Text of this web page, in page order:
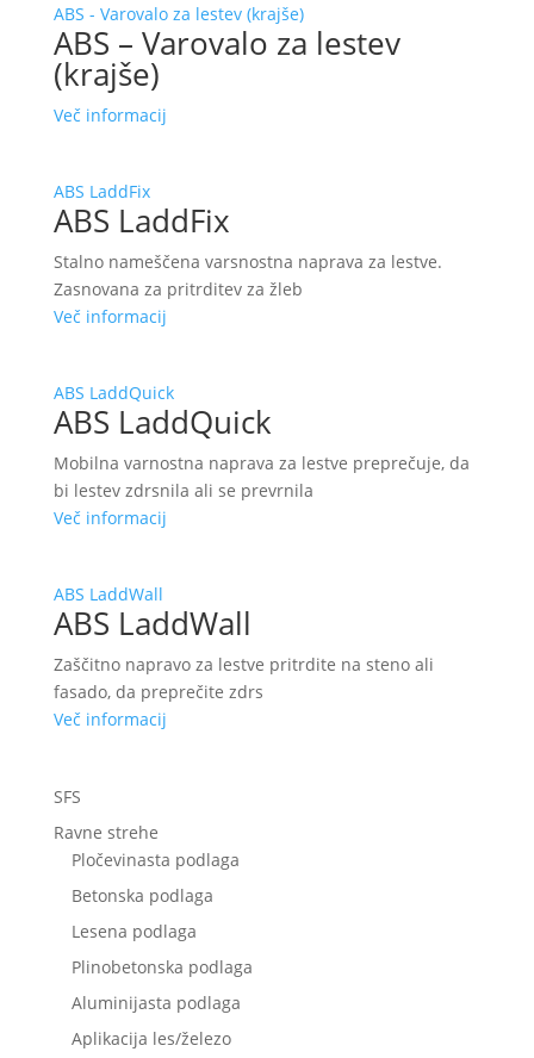
ABS - Varovalo za lestev (krajše)
ABS – Varovalo za lestev
(krajše)
Več informacij
ABS LaddFix
ABS LaddFix
Stalno nameščena varsnostna naprava za lestve.
Zasnovana za pritrditev za žleb
Več informacij
ABS LaddQuick
ABS LaddQuick
Mobilna varnostna naprava za lestve preprečuje, da
bi lestev zdrsnila ali se prevrnila
Več informacij
ABS LaddWall
ABS LaddWall
Zaščitno napravo za lestve pritrdite na steno ali
fasado, da preprečite zdrs
Več informacij
SFS
Ravne strehe
Pločevinasta podlaga
Betonska podlaga
Lesena podlaga
Plinobetonska podlaga
Aluminijasta podlaga
Aplikacija les/železo